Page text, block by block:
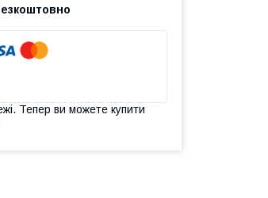
Тепер ви можете купити